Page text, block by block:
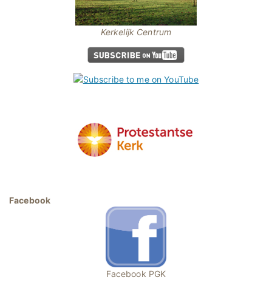
Kerkelijk Centrum
Facebook
Facebook PGK